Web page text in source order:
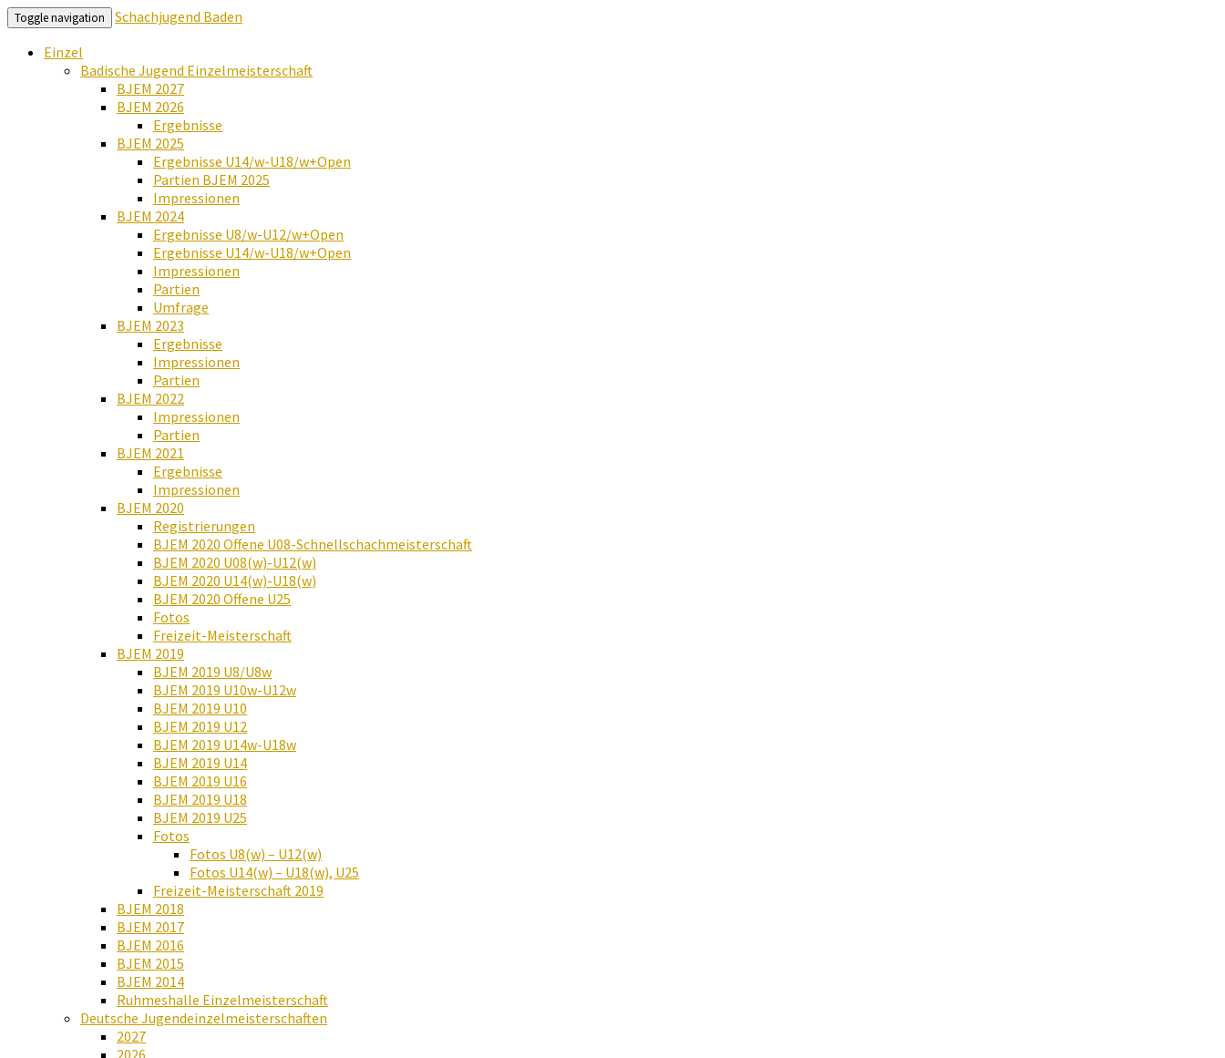
Toggle navigation
Schachjugend Baden
Einzel
Badische Jugend Einzelmeisterschaft
BJEM 2027
BJEM 2026
Ergebnisse
BJEM 2025
Ergebnisse U14/w-U18/w+Open
Partien BJEM 2025
Impressionen
BJEM 2024
Ergebnisse U8/w-U12/w+Open
Ergebnisse U14/w-U18/w+Open
Impressionen
Partien
Umfrage
BJEM 2023
Ergebnisse
Impressionen
Partien
BJEM 2022
Impressionen
Partien
BJEM 2021
Ergebnisse
Impressionen
BJEM 2020
Registrierungen
BJEM 2020 Offene U08-Schnellschachmeisterschaft
BJEM 2020 U08(w)-U12(w)
BJEM 2020 U14(w)-U18(w)
BJEM 2020 Offene U25
Fotos
Freizeit-Meisterschaft
BJEM 2019
BJEM 2019 U8/U8w
BJEM 2019 U10w-U12w
BJEM 2019 U10
BJEM 2019 U12
BJEM 2019 U14w-U18w
BJEM 2019 U14
BJEM 2019 U16
BJEM 2019 U18
BJEM 2019 U25
Fotos
Fotos U8(w) – U12(w)
Fotos U14(w) – U18(w), U25
Freizeit-Meisterschaft 2019
BJEM 2018
BJEM 2017
BJEM 2016
BJEM 2015
BJEM 2014
Ruhmeshalle Einzelmeisterschaft
Deutsche Jugendeinzelmeisterschaften
2027
2026